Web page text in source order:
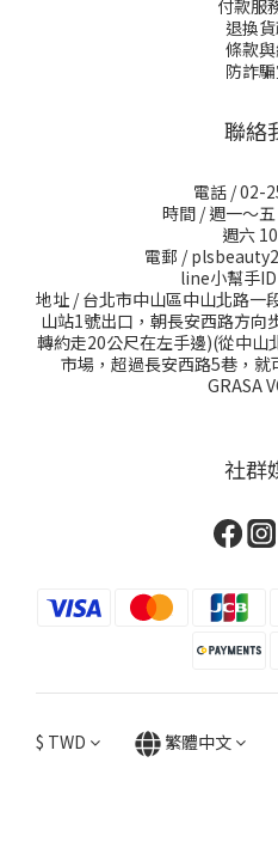
付款服
退換
條款
防詐
聯絡
電話 / 02-
時間 / 週一～
週六
電郵 /
line小幫手
地址 / 台北市中山區中山北路一
山站1號出口，朝長安西路方向
轉約走20公尺在左手邊)(從中山
市場，超過長安西路5巷，
GRASA
社群
$ TWD 繁體中文